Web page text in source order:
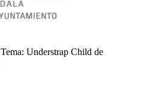
Tema: Understrap Child de